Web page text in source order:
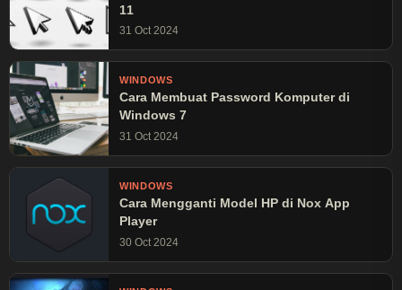
11
31 Oct 2024
WINDOWS
Cara Membuat Password Komputer di
Windows 7
31 Oct 2024
WINDOWS
Cara Mengganti Model HP di Nox App
Player
30 Oct 2024